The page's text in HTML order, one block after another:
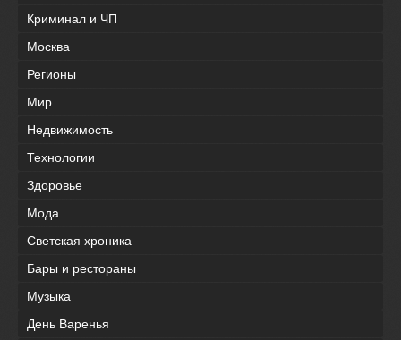
Криминал и ЧП
Москва
Регионы
Мир
Недвижимость
Технологии
Здоровье
Мода
Светская хроника
Бары и рестораны
Музыка
День Варенья